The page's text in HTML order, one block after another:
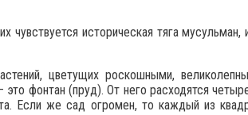
историческая тяга
цветущих роскошными,
фонтан (пруд). От него расходятся
Если же сад огромен, то каждый из